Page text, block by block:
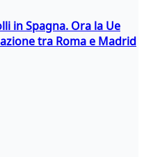
in Spagna. Ora la Ue
tra Roma e Madrid